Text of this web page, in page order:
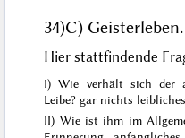
34)C) Geisterleben.
Hier stattfindende
I) Wie verhält sich der
Leibe? gar nichts
II) Wie ist ihm im